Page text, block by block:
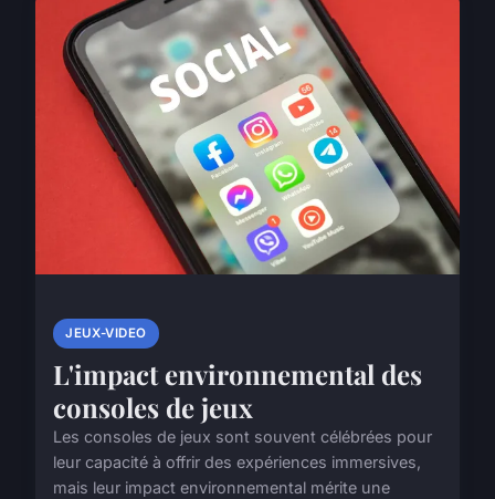
JEUX-VIDEO
L'impact environnemental des
consoles de jeux
Les consoles de jeux sont souvent célébrées pour
leur capacité à offrir des expériences immersives,
mais leur impact environnemental mérite une